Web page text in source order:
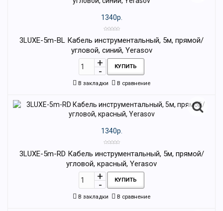
1340р.
3LUXE-5m-BL Кабель инструментальный, 5м, прямой/
угловой, синий, Yerasov
КУПИТЬ
В закладки В сравнение
1340р.
3LUXE-5m-RD Кабель инструментальный, 5м, прямой/
угловой, красный, Yerasov
КУПИТЬ
В закладки В сравнение